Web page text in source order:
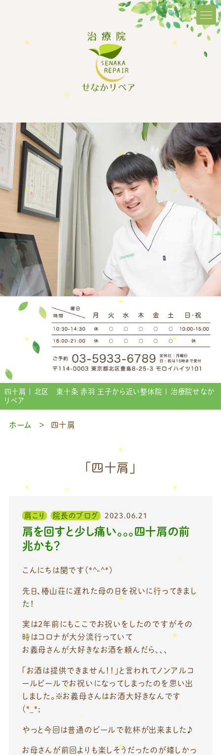
四十肩 | 北区 東十条 赤羽 王子から近い整体院 | 治療院せなか
リペア
ホーム 四十肩
「四十肩」
肩こり 院長のブログ 2023.06.21
肩を回すと少し痛い。。。四十肩の前
兆かも？
こんにちは関です(*^-^*)
先日、椿山荘に遅れた母の日を祝いに行ってきまし
た！
実は2年前にもここでお祝いをしたのですがその
時はコロナが大分流行っていて
お義母さんが大好きなお酒を頼んだら、、、
「お酒は提供できません！！」と言われてノンアルコ
ールビールでお祝いになってしまったのを思い出
しました。※お義母さんはお酒大好きなんです
(*_*;
やっと今回は普通のビールで乾杯が出来ました♪
お母さんが前回よりも楽しそうだったのが嬉しかっ